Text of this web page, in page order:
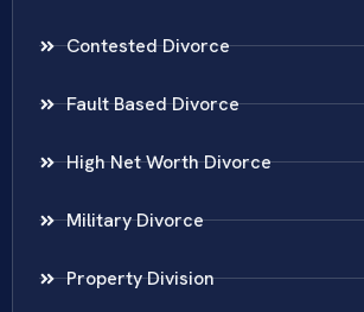
Contested Divorce
Fault Based Divorce
High Net Worth Divorce
Military Divorce
Property Division